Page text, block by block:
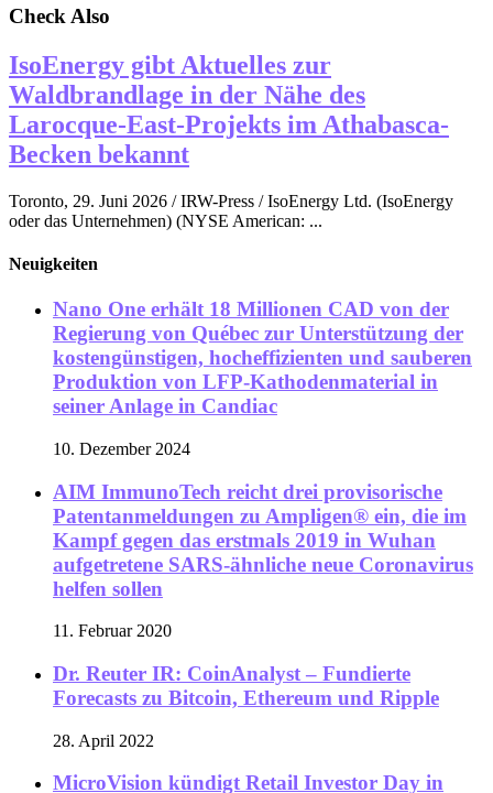
Check Also
IsoEnergy gibt Aktuelles zur
Waldbrandlage in der Nähe des
Larocque-East-Projekts im Athabasca-
Becken bekannt
Toronto, 29. Juni 2026 / IRW-Press / IsoEnergy Ltd. (IsoEnergy
oder das Unternehmen) (NYSE American: ...
Neuigkeiten
Nano One erhält 18 Millionen CAD von der
Regierung von Québec zur Unterstützung der
kostengünstigen, hocheffizienten und sauberen
Produktion von LFP-Kathodenmaterial in
seiner Anlage in Candiac
10. Dezember 2024
AIM ImmunoTech reicht drei provisorische
Patentanmeldungen zu Ampligen® ein, die im
Kampf gegen das erstmals 2019 in Wuhan
aufgetretene SARS-ähnliche neue Coronavirus
helfen sollen
11. Februar 2020
Dr. Reuter IR: CoinAnalyst – Fundierte
Forecasts zu Bitcoin, Ethereum und Ripple
28. April 2022
MicroVision kündigt Retail Investor Day in